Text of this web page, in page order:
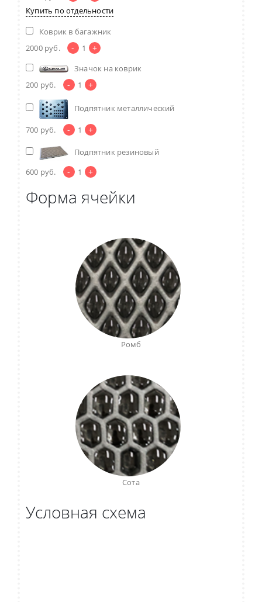
Купить по отдельности
Коврик в багажник
2000 руб. - 1 +
Значок на коврик
200 руб. - 1 +
Подпятник металлический
700 руб. - 1 +
Подпятник резиновый
600 руб. - 1 +
Форма ячейки
Ромб
Сота
Условная схема